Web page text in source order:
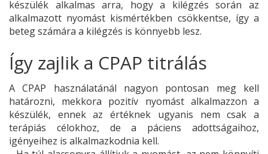
készülék alkalmas arra, hogy a kilégzés során az
alkalmazott nyomást kismértékben csökkentse, így a
beteg számára a kilégzés is könnyebb lesz.
Így zajlik a CPAP titrálás
A CPAP használatánál nagyon pontosan meg kell
határozni, mekkora pozitív nyomást alkalmazzon a
készülék, ennek az értéknek ugyanis nem csak a
terápiás célokhoz, de a páciens adottságaihoz,
igényeihez is alkalmazkodnia kell.